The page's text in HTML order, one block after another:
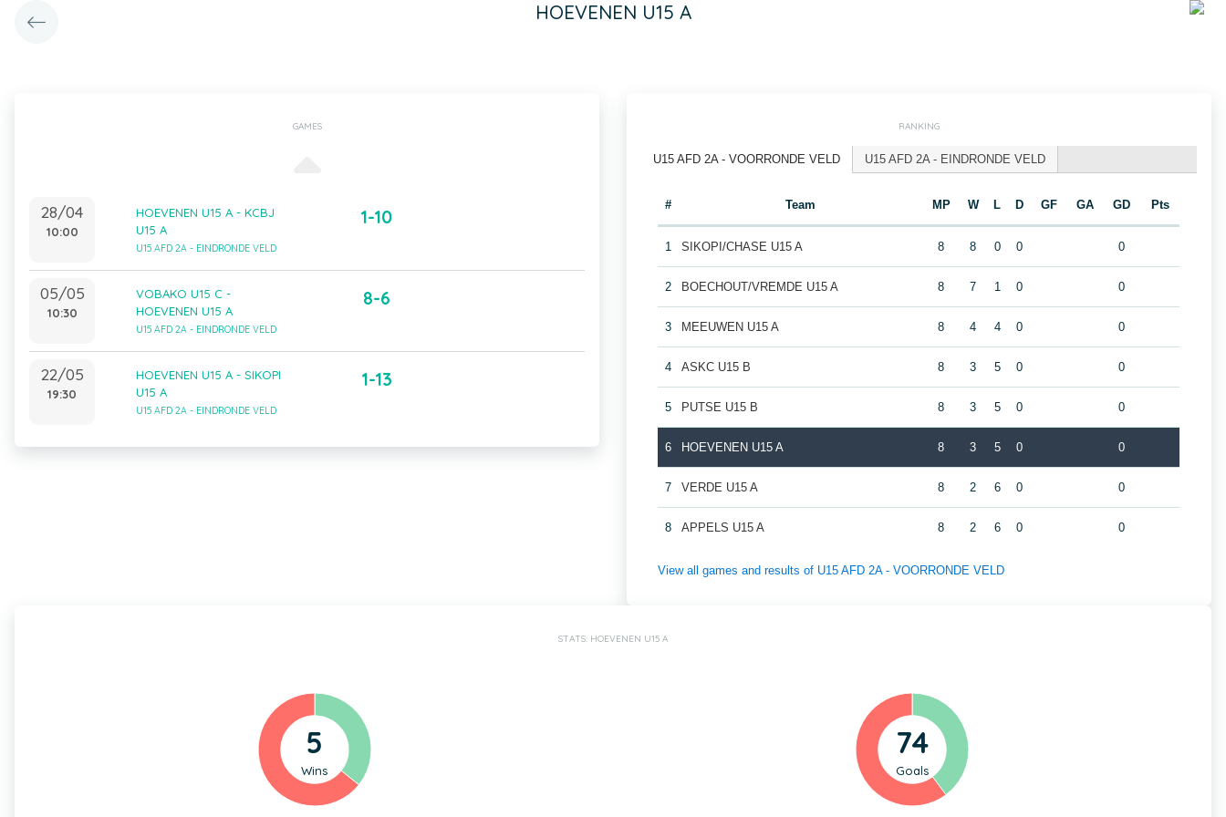
HOEVENEN U15 A
GAMES
28/04
10:00
HOEVENEN U15 A - KCBJ
U15 A
U15 AFD 2A - EINDRONDE VELD
1-10
05/05
10:30
VOBAKO U15 C -
HOEVENEN U15 A
U15 AFD 2A - EINDRONDE VELD
8-6
22/05
19:30
HOEVENEN U15 A - SIKOPI
U15 A
U15 AFD 2A - EINDRONDE VELD
1-13
RANKING
U15 AFD 2A - VOORRONDE VELD U15 AFD 2A - EINDRONDE VELD
# Team MP W L D GF GA GD Pts
1 SIKOPI/CHASE U15 A 8 8 0 0 0
2 BOECHOUT/VREMDE U15 A 8 7 1 0 0
3 MEEUWEN U15 A 8 4 4 0 0
4 ASKC U15 B 8 3 5 0 0
5 PUTSE U15 B 8 3 5 0 0
6 HOEVENEN U15 A 8 3 5 0 0
7 VERDE U15 A 8 2 6 0 0
8 APPELS U15 A 8 2 6 0 0
View all games and results of U15 AFD 2A - VOORRONDE VELD
STATS: HOEVENEN U15 A
5
Wins
74
Goals